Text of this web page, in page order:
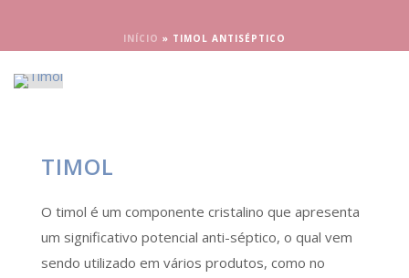
INÍCIO » TIMOL ANTISÉPTICO
TIMOL
O timol é um componente cristalino que apresenta
um significativo potencial anti-séptico, o qual vem
sendo utilizado em vários produtos, como no